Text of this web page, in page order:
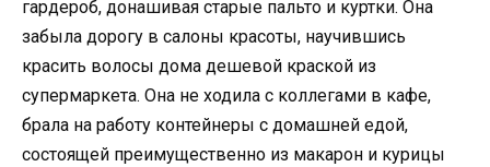
гардероб, донашивая старые пальто и куртки. Она
забыла дорогу в салоны красоты, научившись
красить волосы дома дешевой краской из
супермаркета. Она не ходила с коллегами в кафе,
брала на работу контейнеры с домашней едой,
состоящей преимущественно из макарон и курицы